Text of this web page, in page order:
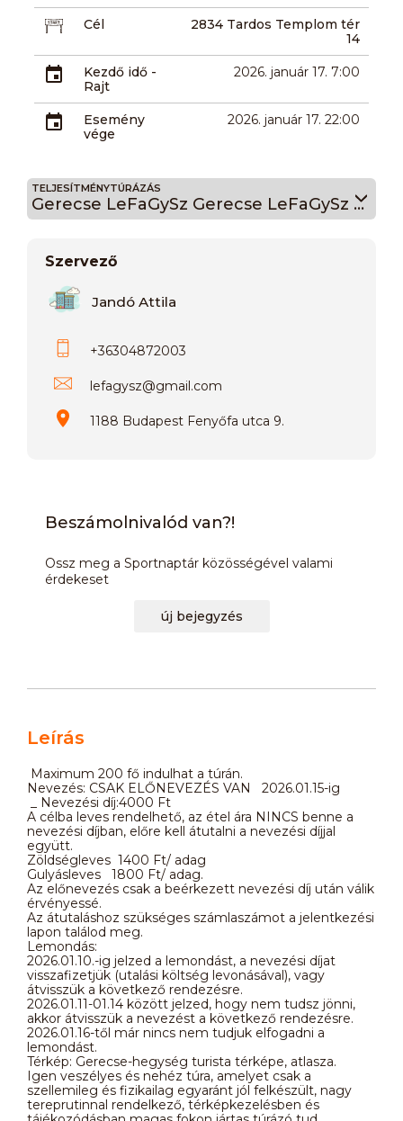
Cél
2834 Tardos Templom tér
14
Kezdő idő -
Rajt
2026. január 17. 7:00
Esemény
vége
2026. január 17. 22:00
TELJESÍTMÉNYTÚRÁZÁS
Gerecse LeFaGySz Gerecse LeFaGySz 52
Szervező
Jandó Attila
+36304872003
lefagysz@gmail.com
1188 Budapest Fenyőfa utca 9.
Beszámolnivalód van?!
Ossz meg a Sportnaptár közösségével valami
érdekeset
új bejegyzés
Leírás
Maximum 200 fő indulhat a túrán.
Nevezés: CSAK ELŐNEVEZÉS VAN 2026.01.15-ig
_ Nevezési díj:4000 Ft
A célba leves rendelhető, az étel ára NINCS benne a
nevezési díjban, előre kell átutalni a nevezési díjjal
együtt.
Zöldségleves 1400 Ft/ adag
Gulyásleves 1800 Ft/ adag.
Az előnevezés csak a beérkezett nevezési díj után válik
érvényessé.
Az átutaláshoz szükséges számlaszámot a jelentkezési
lapon találod meg.
Lemondás:
2026.01.10.-ig jelzed a lemondást, a nevezési díjat
visszafizetjük (utalási költség levonásával), vagy
átvisszük a következő rendezésre.
2026.01.11-01.14 között jelzed, hogy nem tudsz jönni,
akkor átvisszük a nevezést a következő rendezésre.
2026.01.16-től már nincs nem tudjuk elfogadni a
lemondást.
Térkép: Gerecse-hegység turista térképe, atlasza.
Igen veszélyes és nehéz túra, amelyet csak a
szellemileg és fizikailag egyaránt jól felkészült, nagy
tereprutinnal rendelkező, térképkezelésben és